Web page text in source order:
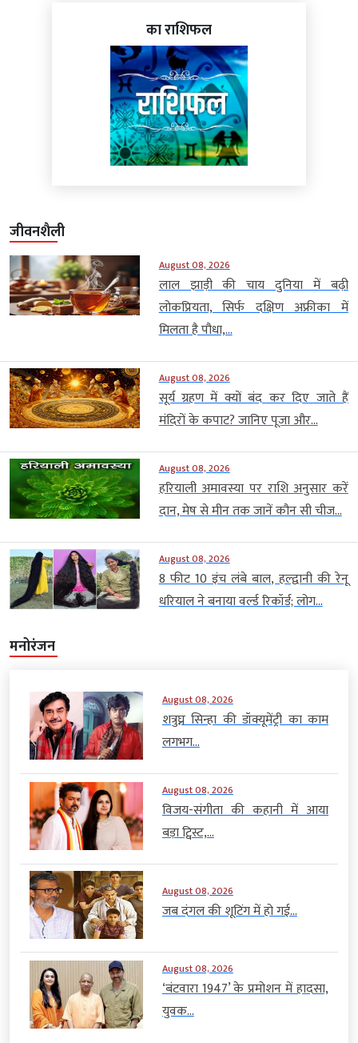
का राशिफल
जीवनशैली
August 08, 2026
लाल झाड़ी की चाय दुनिया में बढ़ी
लोकप्रियता, सिर्फ दक्षिण अफ्रीका में
मिलता है पौधा,...
August 08, 2026
सूर्य ग्रहण में क्यों बंद कर दिए जाते हैं
मंदिरों के कपाट? जानिए पूजा और...
August 08, 2026
हरियाली अमावस्या पर राशि अनुसार करें
दान, मेष से मीन तक जानें कौन सी चीज...
August 08, 2026
8 फीट 10 इंच लंबे बाल, हल्द्वानी की रेनू
धरियाल ने बनाया वर्ल्ड रिकॉर्ड; लोग...
मनोरंजन
August 08, 2026
शत्रुघ्न सिन्हा की डॉक्यूमेंट्री का काम
लगभग...
August 08, 2026
विजय-संगीता की कहानी में आया
बड़ा ट्विस्ट,...
August 08, 2026
जब दंगल की शूटिंग में हो गई...
August 08, 2026
‘बंटवारा 1947’ के प्रमोशन में हादसा,
युवक...